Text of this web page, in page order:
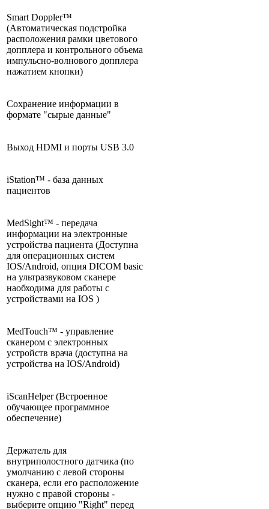
Smart Doppler™
(Автоматическая подстройка
расположения рамки цветового
допплера и контрольного объема
импульсно-волнового допплера
нажатием кнопки)
Сохранение информации в
формате "сырые данные"
Выход HDMI и порты USB 3.0
iStation™ - база данных
пациентов
MedSight™ - передача
информации на электронные
устройства пациента (Доступна
для операционных систем
IOS/Android, опция DICOM basic
на ультразвуковом сканере
наобходима для работы с
устройствами на IOS )
MedTouch™ - управление
сканером с электронных
устройств врача (доступна на
устройства на IOS/Android)
iScanHelper (Встроенное
обучающее программное
обеспечение)
Держатель для
внутриполостного датчика (по
умолчанию с левой стороны
сканера, если его расположение
нужно с правой стороны -
выберите опцию "Right" перед